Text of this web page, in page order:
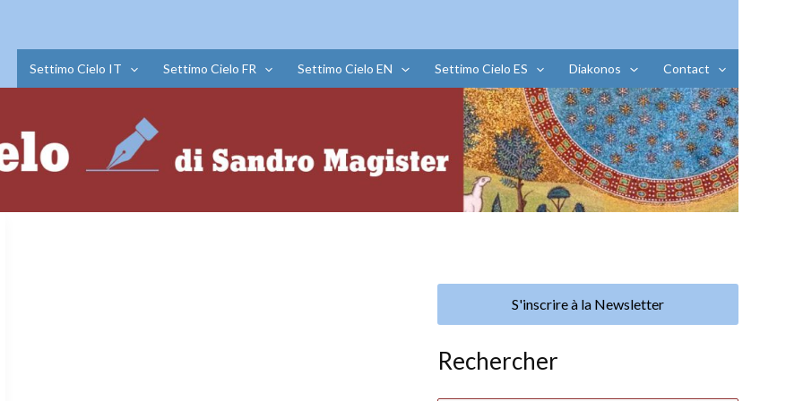
Settimo Cielo IT Settimo Cielo FR Settimo Cielo EN Settimo Cielo ES Diakonos Contact
S'inscrire à la Newsletter
Rechercher